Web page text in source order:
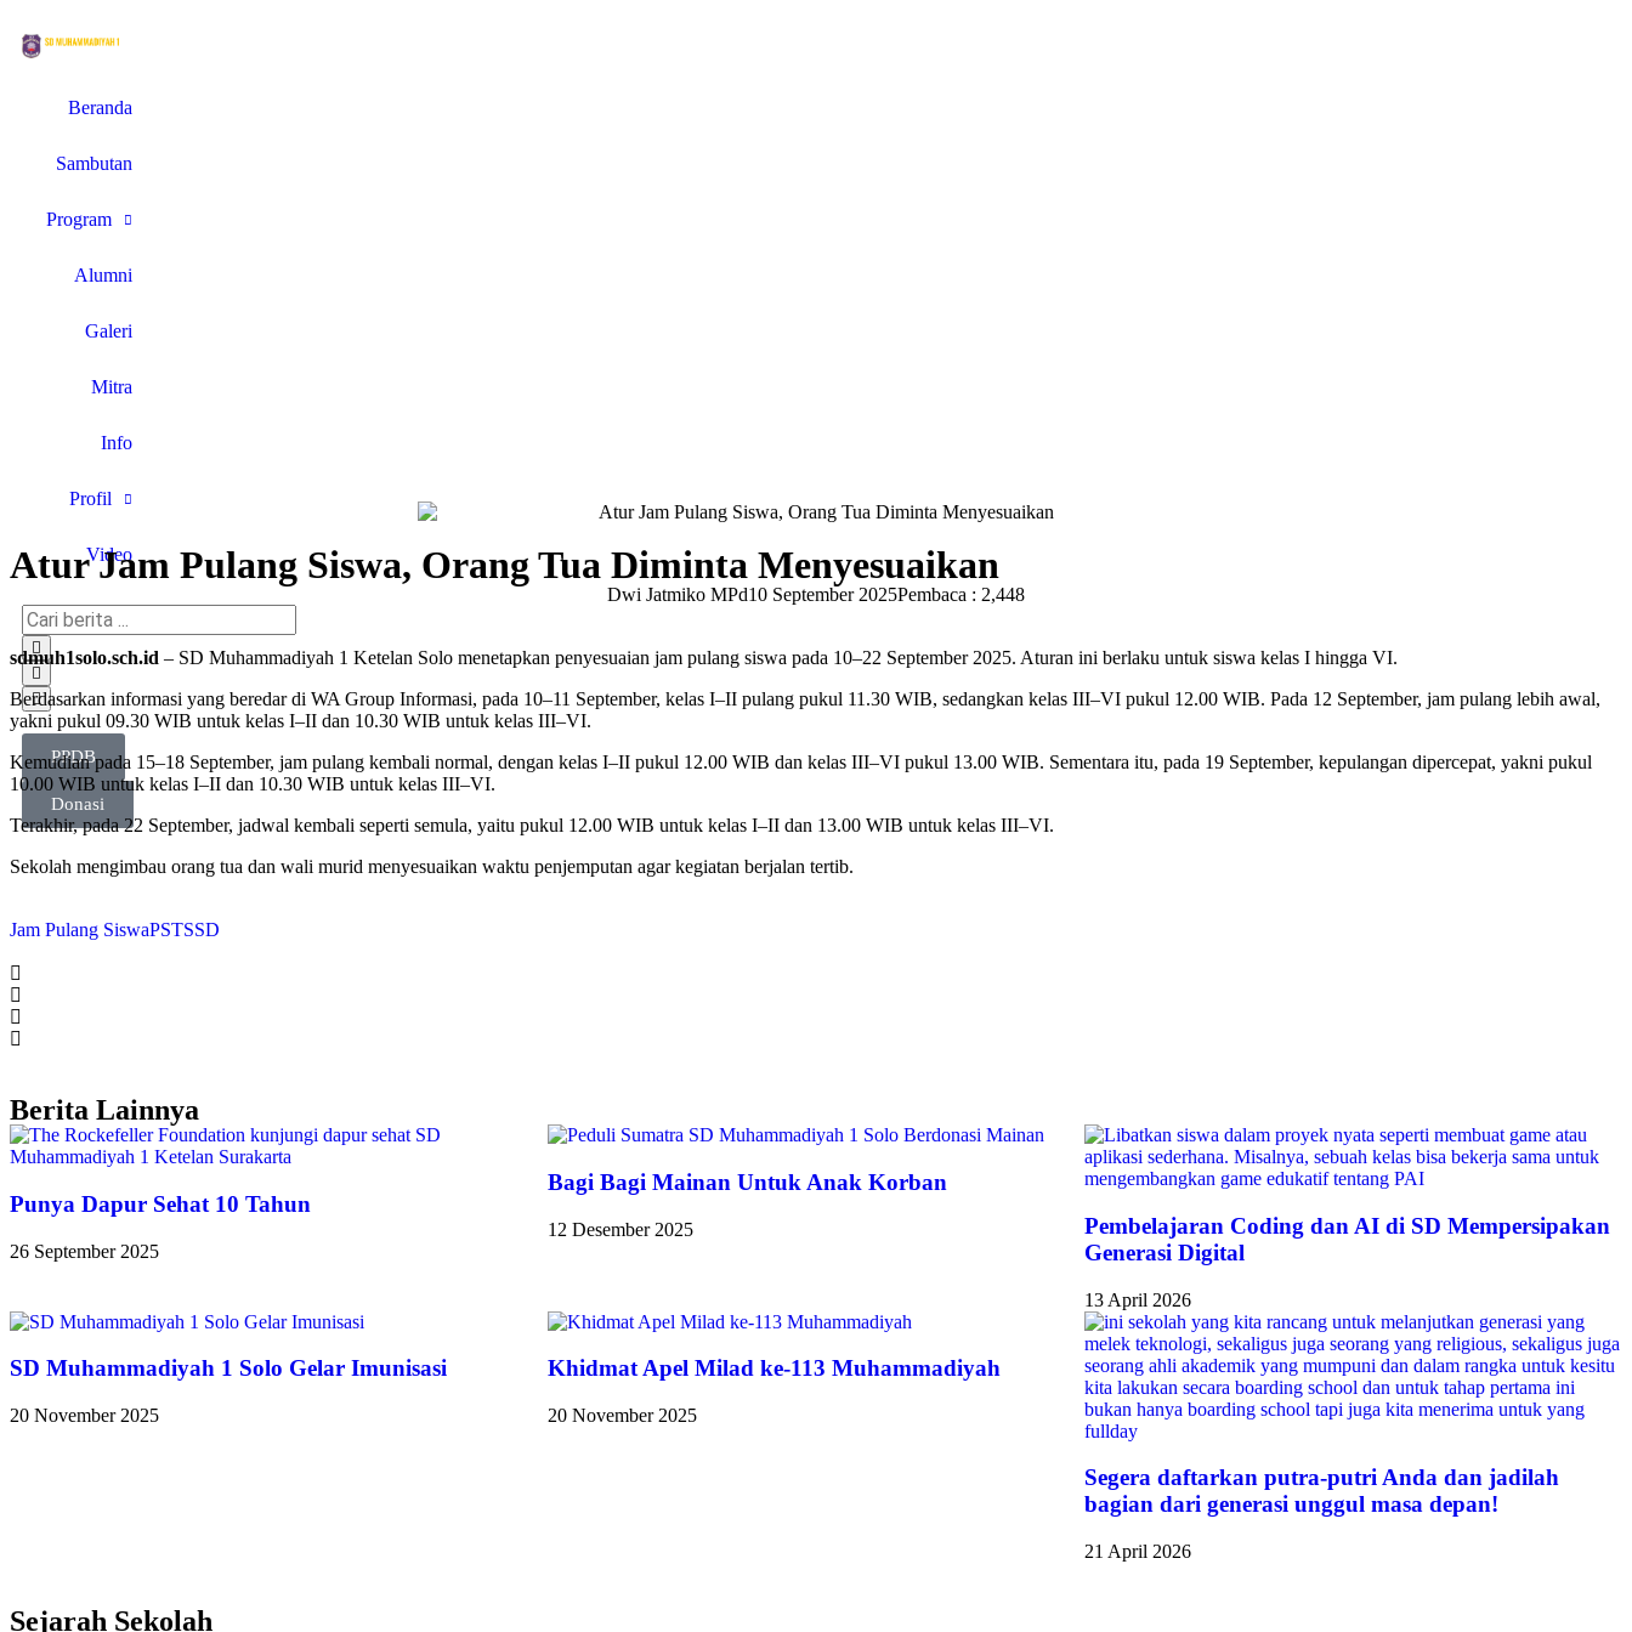
Beranda
Sambutan
Program
Alumni
Galeri
Mitra
Info
Profil
Video
PPDB
Donasi
Atur Jam Pulang Siswa, Orang Tua Diminta Menyesuaikan
Dwi Jatmiko MPd10 September 2025Pembaca : 2,448
sdmuh1solo.sch.id – SD Muhammadiyah 1 Ketelan Solo menetapkan penyesuaian jam pulang siswa pada 10–22 September 2025. Aturan ini berlaku untuk siswa kelas I hingga VI.
Berdasarkan informasi yang beredar di WA Group Informasi, pada 10–11 September, kelas I–II pulang pukul 11.30 WIB, sedangkan kelas III–VI pukul 12.00 WIB. Pada 12 September, jam pulang lebih awal,
yakni pukul 09.30 WIB untuk kelas I–II dan 10.30 WIB untuk kelas III–VI.
Kemudian pada 15–18 September, jam pulang kembali normal, dengan kelas I–II pukul 12.00 WIB dan kelas III–VI pukul 13.00 WIB. Sementara itu, pada 19 September, kepulangan dipercepat, yakni pukul
10.00 WIB untuk kelas I–II dan 10.30 WIB untuk kelas III–VI.
Terakhir, pada 22 September, jadwal kembali seperti semula, yaitu pukul 12.00 WIB untuk kelas I–II dan 13.00 WIB untuk kelas III–VI.
Sekolah mengimbau orang tua dan wali murid menyesuaikan waktu penjemputan agar kegiatan berjalan tertib.
Jam Pulang SiswaPSTSSD
Berita Lainnya
Punya Dapur Sehat 10 Tahun
26 September 2025
Bagi Bagi Mainan Untuk Anak Korban
12 Desember 2025
Pembelajaran Coding dan AI di SD Mempersipakan
Generasi Digital
13 April 2026
SD Muhammadiyah 1 Solo Gelar Imunisasi
20 November 2025
Khidmat Apel Milad ke-113 Muhammadiyah
20 November 2025
Segera daftarkan putra-putri Anda dan jadilah
bagian dari generasi unggul masa depan!
21 April 2026
Sejarah Sekolah